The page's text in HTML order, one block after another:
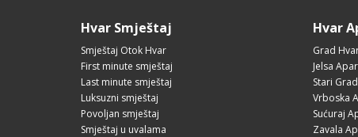
Hvar Smještaj
Smještaj Otok Hvar
First minute smještaj
Last minute smještaj
Luksuzni smještaj
Povoljan smještaj
Smještaj u uvalama
Hvar
Grad
Jelsa
Stari
Vrboska
Sućuraj
Zavala